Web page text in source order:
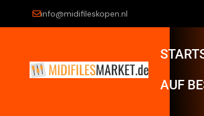
info@midifileskopen.nl
AUF